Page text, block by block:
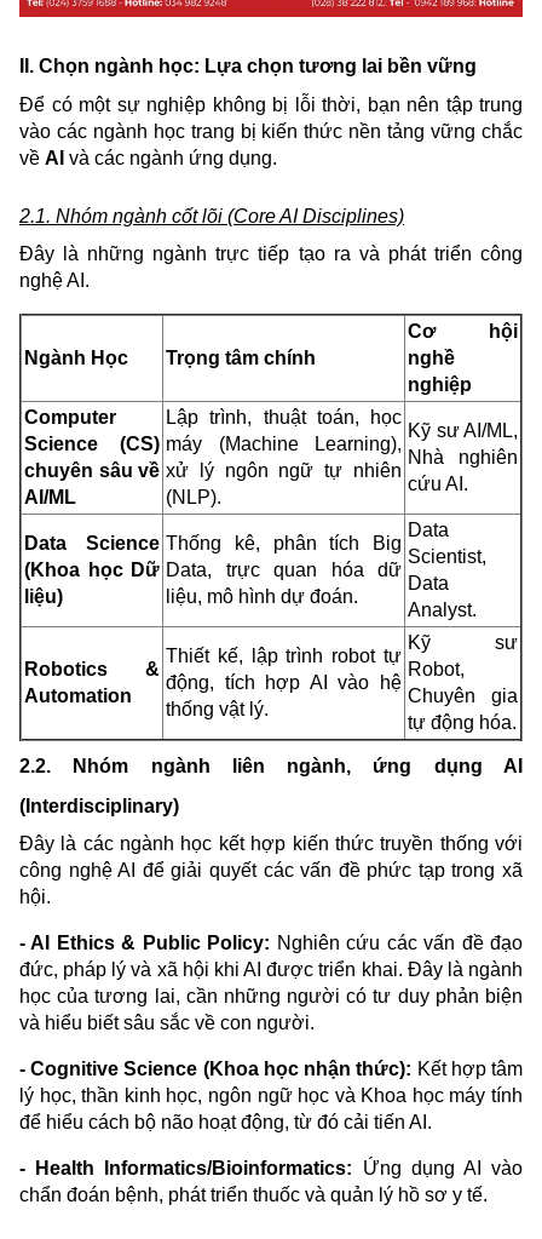
II. Chọn ngành học: Lựa chọn tương lai bền vững
Để có một sự nghiệp không bị lỗi thời, bạn nên tập trung
vào các ngành học trang bị kiến thức nền tảng vững chắc
về AI và các ngành ứng dụng.
2.1. Nhóm ngành cốt lõi (Core AI Disciplines)
Đây là những ngành trực tiếp tạo ra và phát triển công
nghệ AI.
Ngành Học Trọng tâm chính
Cơ hội
nghề
nghiệp
Computer
Science (CS)
chuyên sâu về
AI/ML
Lập trình, thuật toán, học
máy (Machine Learning),
xử lý ngôn ngữ tự nhiên
(NLP).
Kỹ sư AI/ML,
Nhà nghiên
cứu AI.
Data Science
(Khoa học Dữ
liệu)
Thống kê, phân tích Big
Data, trực quan hóa dữ
liệu, mô hình dự đoán.
Data
Scientist,
Data
Analyst.
Robotics &
Automation
Thiết kế, lập trình robot tự
động, tích hợp AI vào hệ
thống vật lý.
Kỹ sư
Robot,
Chuyên gia
tự động hóa.
2.2. Nhóm ngành liên ngành, ứng dụng AI
(Interdisciplinary)
Đây là các ngành học kết hợp kiến thức truyền thống với
công nghệ AI để giải quyết các vấn đề phức tạp trong xã
hội.
- AI Ethics & Public Policy: Nghiên cứu các vấn đề đạo
đức, pháp lý và xã hội khi AI được triển khai. Đây là ngành
học của tương lai, cần những người có tư duy phản biện
và hiểu biết sâu sắc về con người.
- Cognitive Science (Khoa học nhận thức): Kết hợp tâm
lý học, thần kinh học, ngôn ngữ học và Khoa học máy tính
để hiểu cách bộ não hoạt động, từ đó cải tiến AI.
- Health Informatics/Bioinformatics: Ứng dụng AI vào
chẩn đoán bệnh, phát triển thuốc và quản lý hồ sơ y tế.